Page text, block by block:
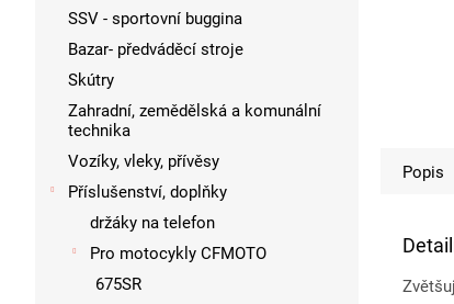
SSV - sportovní buggina
Bazar- předváděcí stroje
Skútry
Zahradní, zemědělská a komunální
technika
Vozíky, vleky, přívěsy
Příslušenství, doplňky
držáky na telefon
Pro motocykly CFMOTO
675SR
Popis